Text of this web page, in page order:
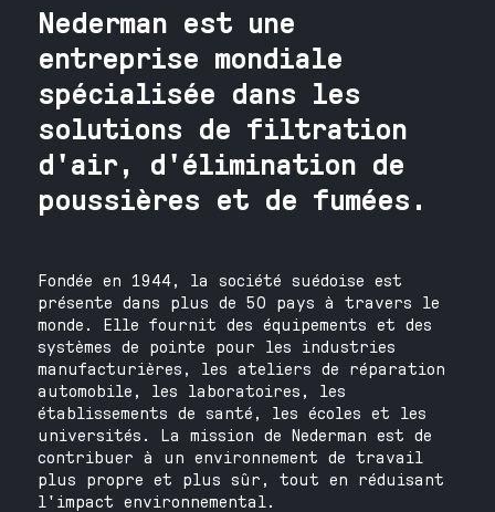
Nederman est une
entreprise mondiale
spécialisée dans les
solutions de filtration
d'air, d'élimination de
poussières et de fumées.
Fondée en 1944, la société suédoise est
présente dans plus de 50 pays à travers le
monde. Elle fournit des équipements et des
systèmes de pointe pour les industries
manufacturières, les ateliers de réparation
automobile, les laboratoires, les
établissements de santé, les écoles et les
universités. La mission de Nederman est de
contribuer à un environnement de travail
plus propre et plus sûr, tout en réduisant
l'impact environnemental.